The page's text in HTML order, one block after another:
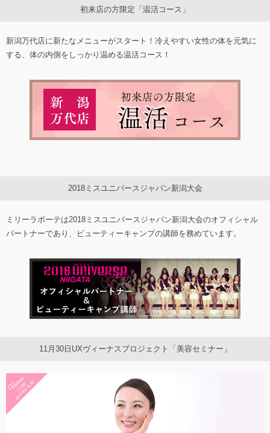
初来店の方限定「温活コース」
新潟万代店に新たなメニューがスタート！冷えやすい女性の体を元気に
する、体の内側をしっかり温める温活コース！
2018ミスユニバースジャパン新潟大会
ミリーラボーテは2018ミスユニバースジャパン新潟大会のオフィシャル
パートナーであり、ビューティーキャンプの講師を務めています。
11月30日UXヴィーナスプロジェクト「美容セミナー」